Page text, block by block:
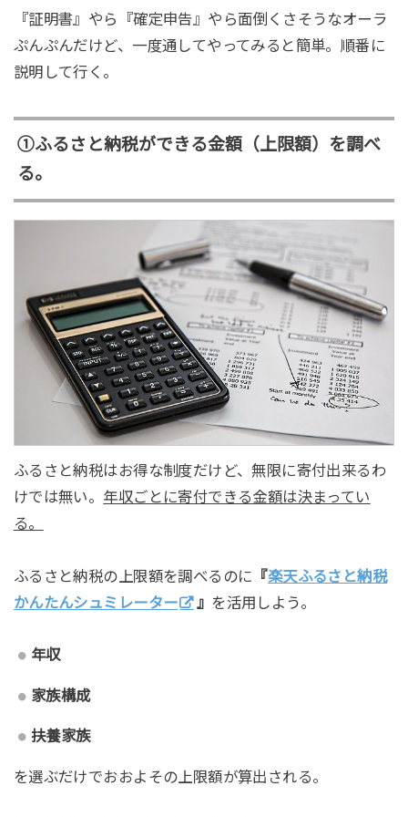
『証明書』やら『確定申告』やら面倒くさそうなオーラ
ぷんぷんだけど、一度通してやってみると簡単。順番に
説明して行く。
①ふるさと納税ができる金額（上限額）を調べ
る。
ふるさと納税はお得な制度だけど、無限に寄付出来るわ
けでは無い。 年収ごとに寄付できる金額は決まってい
る。
ふるさと納税の上限額を調べるのに 『楽天ふるさと納税
かんたんシュミレーター
』 を活用しよう。
年収
家族構成
扶養家族
を選ぶだけでおおよその上限額が算出される。